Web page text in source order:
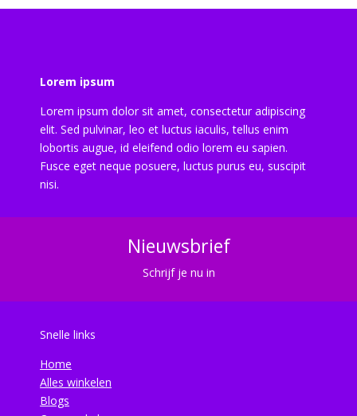
Lorem ipsum
Lorem ipsum dolor sit amet, consectetur adipiscing
elit. Sed pulvinar, leo et luctus iaculis, tellus enim
lobortis augue, id eleifend odio lorem eu sapien.
Fusce eget neque posuere, luctus purus eu, suscipit
nisi.
Nieuwsbrief
Schrijf je nu in
Snelle links
Home
Alles winkelen
Blogs